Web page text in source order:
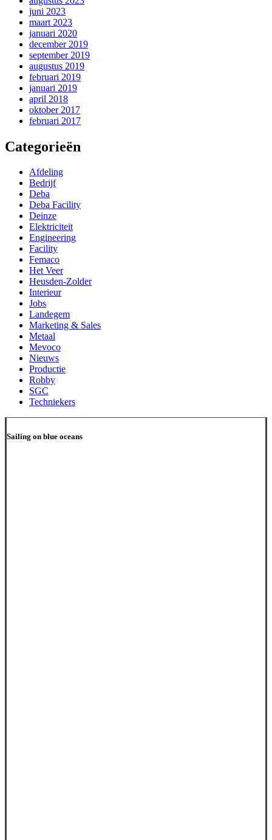
juni 2023
maart 2023
januari 2020
december 2019
september 2019
augustus 2019
februari 2019
januari 2019
april 2018
oktober 2017
februari 2017
Categorieën
Afdeling
Bedrijf
Deba
Deba Facility
Deinze
Elektriciteit
Engineering
Facility
Femaco
Het Veer
Heusden-Zolder
Interieur
Jobs
Landegem
Marketing & Sales
Metaal
Mevoco
Nieuws
Productie
Robby
SGC
Techniekers
Sailing on blue oceans